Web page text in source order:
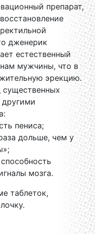
препарат,
дженерик
естественный
мужчины, что в
эрекцию.
существенных
пениса;
дольше, чем у
мозга.
таблеток,